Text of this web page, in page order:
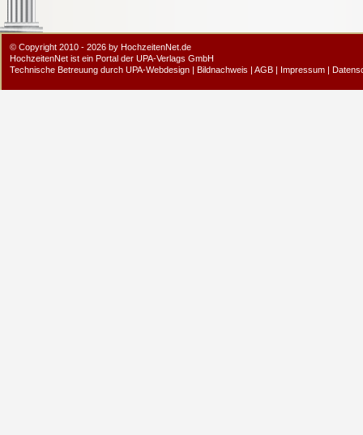
© Copyright 2010 - 2026 by HochzeitenNet.de
HochzeitenNet ist ein Portal der UPA-Verlags GmbH
Technische Betreuung durch UPA-Webdesign | Bildnachweis | AGB | Impressum |